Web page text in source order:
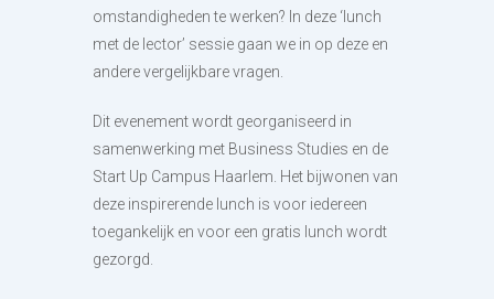
omstandigheden te werken? In deze ‘lunch
met de lector’ sessie gaan we in op deze en
andere vergelijkbare vragen.
Dit evenement wordt georganiseerd in
samenwerking met Business Studies en de
Start Up Campus Haarlem. Het bijwonen van
deze inspirerende lunch is voor iedereen
toegankelijk en voor een gratis lunch wordt
gezorgd.